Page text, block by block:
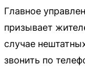
Главное
призывает
случае
звонить по